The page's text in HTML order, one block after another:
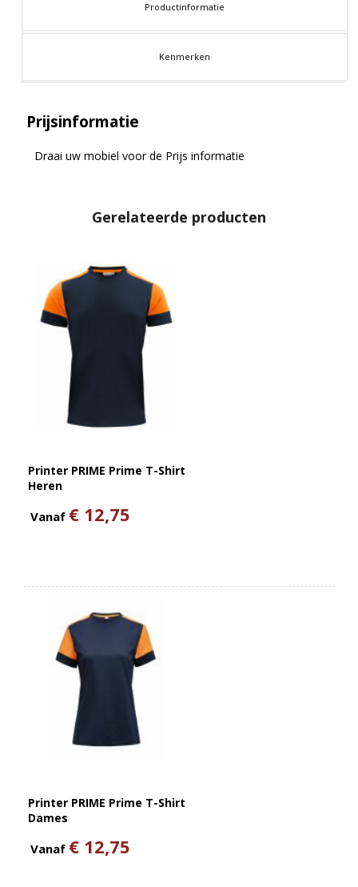
Productinformatie
Kenmerken
Prijsinformatie
Draai uw mobiel voor de Prijs informatie
Gerelateerde producten
Printer PRIME Prime T-Shirt
Heren
Vanaf € 12,75
Printer PRIME Prime T-Shirt
Dames
Vanaf € 12,75